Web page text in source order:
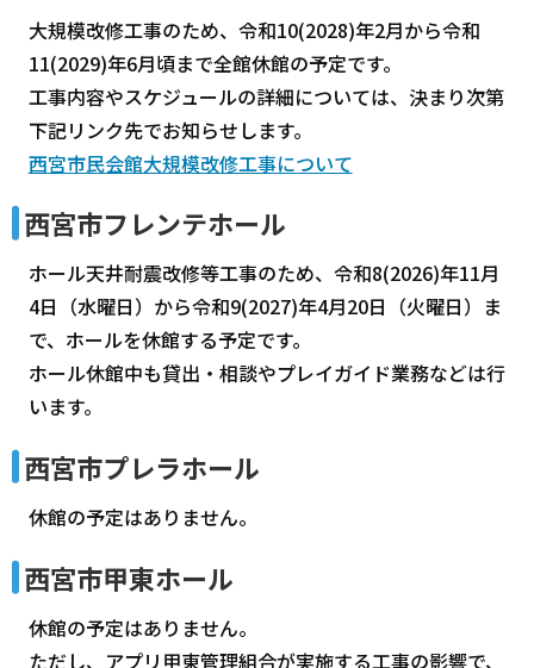
大規模改修工事のため、令和10(2028)年2月から令和
11(2029)年6月頃まで全館休館の予定です。
工事内容やスケジュールの詳細については、決まり次第
下記リンク先でお知らせします。
西宮市民会館大規模改修工事について
西宮市フレンテホール
ホール天井耐震改修等工事のため、令和8(2026)年11月
4日（水曜日）から令和9(2027)年4月20日（火曜日）ま
で、ホールを休館する予定です。
ホール休館中も貸出・相談やプレイガイド業務などは行
います。
西宮市プレラホール
休館の予定はありません。
西宮市甲東ホール
休館の予定はありません。
ただし、アプリ甲東管理組合が実施する工事の影響で、